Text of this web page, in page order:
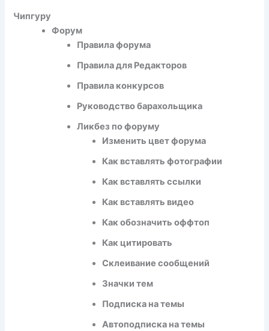
Чипгуру
Форум
Правила форума
Правила для Редакторов
Правила конкурсов
Руководство барахольщика
Ликбез по форуму
Изменить цвет форума
Как вставлять фотографии
Как вставлять ссылки
Как вставлять видео
Как обозначить оффтоп
Как цитировать
Склеивание сообщений
Значки тем
Подписка на темы
Автоподписка на темы